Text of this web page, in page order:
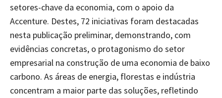
setores-chave da economia, com o apoio da
Accenture. Destes, 72 iniciativas foram destacadas
nesta publicação preliminar, demonstrando, com
evidências concretas, o protagonismo do setor
empresarial na construção de uma economia de baixo
carbono. As áreas de energia, florestas e indústria
concentram a maior parte das soluções, refletindo